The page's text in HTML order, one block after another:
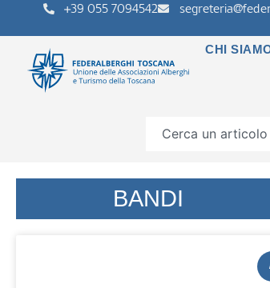
+39 055 7094542
CHI
BANDI